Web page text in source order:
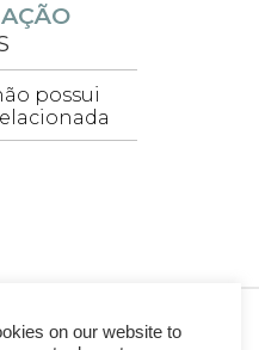
possui
on our website to